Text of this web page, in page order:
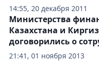
14:55, 20 декабря 2011
21:41, 01 ноября 2013
Министерства
Казахстана и
договорились о